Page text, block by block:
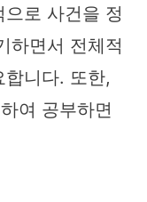
로 사건을 정
하면서 전체적
니다. 또한,
여 공부하면